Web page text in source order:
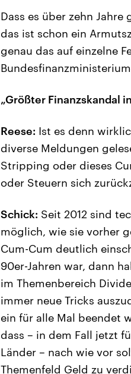
Dass es über zehn
das ist schon ein
genau das auf einzelne
„Größter Finanzskandal
Reese: Ist es denn
diverse Meldungen
Stripping oder dieses
oder Steuern sich
Schick: Seit 2012 sind
möglich, wie sie vorher
Cum-Cum deutlich
90er-Jahren war, dann
im Themenbereich
immer neue Tricks
ein für alle Mal beendet
dass – in dem Fall jetzt
Länder – nach wie vor
Themenfeld Geld zu